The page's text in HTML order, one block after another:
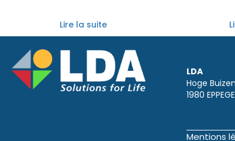
Lire la suite
LDA
Hoge
1980
Mentions